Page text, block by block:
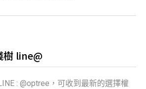
樹 line@
: @optree，可收到最新的選擇權